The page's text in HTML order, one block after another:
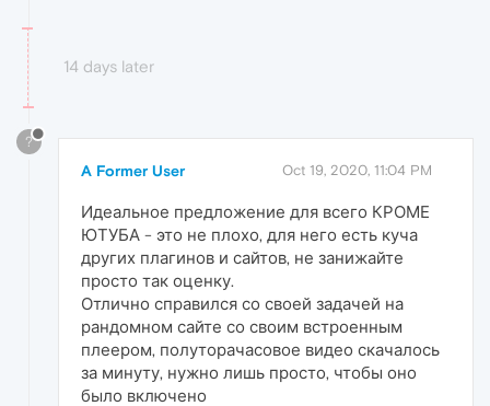
14 days later
?
A Former User Oct 19, 2020, 11:04 PM
Идеальное предложение для всего КРОМЕ
ЮТУБА - это не плохо, для него есть куча
других плагинов и сайтов, не занижайте
просто так оценку.
Отлично справился со своей задачей на
рандомном сайте со своим встроенным
плеером, полуторачасовое видео скачалось
за минуту, нужно лишь просто, чтобы оно
было включено